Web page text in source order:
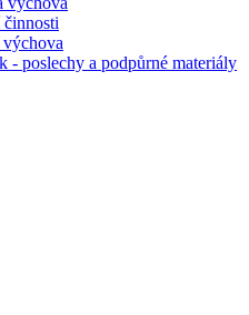
- poslechy a podpůrné materiály